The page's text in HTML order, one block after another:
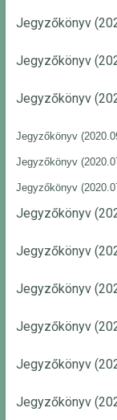
Jegyzőkönyv
Jegyzőkönyv
Jegyzőkönyv
Jegyzőkönyv
Jegyzőkönyv
Jegyzőkönyv
Jegyzőkönyv
Jegyzőkönyv
Jegyzőkönyv
Jegyzőkönyv
Jegyzőkönyv
Jegyzőkönyv